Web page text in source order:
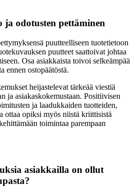
ja odotusten pettäminen
puutteelliseen tuotetietoon
puutteet saattoivat johtaa
Osa asiakkaista toivoi selkeämpää
ennen ostopäätöstä.
heijastelevat tärkeää viestiä
ja asiakaskokemustaan. Positiivisen
ja laadukkaiden tuotteiden,
ottaa opiksi myös niistä kriittisistä
toimintaa parempaan
asiakkailla on ollut